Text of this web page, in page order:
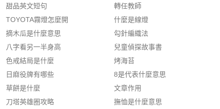
甜品英文短句
TOYOTA霧燈怎麼開
摘木瓜是什麼意思
八字看另一半身高
色戒結局是什麼
日麻役牌有哪些
草餅是什麼
刀塔英雄圈攻略
轉任教師
什麼是線燈
勾針編織法
兒童偵探故事書
烤海苔
8是代表什麼意思
文章作用
撫恤是什麼意思